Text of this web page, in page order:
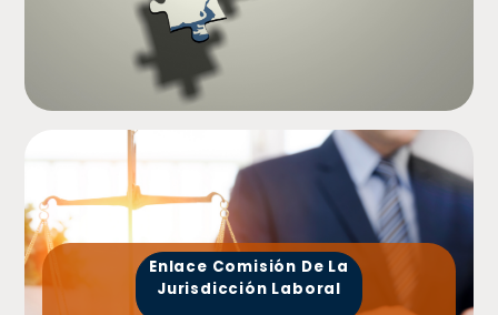
Enlace Comisión De La
Jurisdicción Laboral